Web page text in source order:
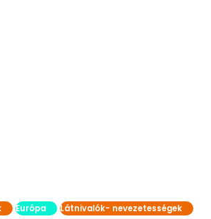
Európa
Látnivalók- nevezetességek